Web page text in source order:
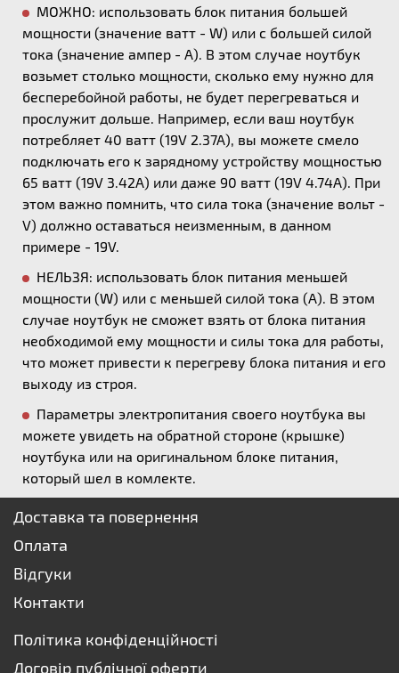
МОЖНО: использовать блок питания большей
мощности (значение ватт - W) или с большей силой
тока (значение ампер - А). В этом случае ноутбук
возьмет столько мощности, сколько ему нужно для
бесперебойной работы, не будет перегреваться и
прослужит дольше. Например, если ваш ноутбук
потребляет 40 ватт (19V 2.37A), вы можете смело
подключать его к зарядному устройству мощностью
65 ватт (19V 3.42A) или даже 90 ватт (19V 4.74A). При
этом важно помнить, что сила тока (значение вольт -
V) должно оставаться неизменным, в данном
примере - 19V.
НЕЛЬЗЯ: использовать блок питания меньшей
мощности (W) или с меньшей силой тока (А). В этом
случае ноутбук не сможет взять от блока питания
необходимой ему мощности и силы тока для работы,
что может привести к перегреву блока питания и его
выходу из строя.
Параметры электропитания своего ноутбука вы
можете увидеть на обратной стороне (крышке)
ноутбука или на оригинальном блоке питания,
который шел в комлекте.
Доставка та повернення
Оплата
Відгуки
Контакти
Політика конфіденційності
Договір публічної оферти